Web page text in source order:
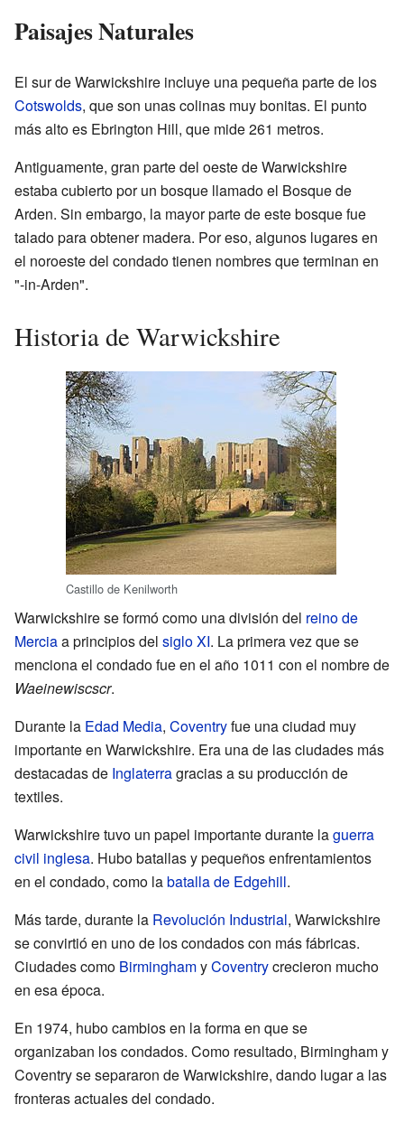
Paisajes Naturales
El sur de Warwickshire incluye una pequeña parte de los
Cotswolds, que son unas colinas muy bonitas. El punto
más alto es Ebrington Hill, que mide 261 metros.
Antiguamente, gran parte del oeste de Warwickshire
estaba cubierto por un bosque llamado el Bosque de
Arden. Sin embargo, la mayor parte de este bosque fue
talado para obtener madera. Por eso, algunos lugares en
el noroeste del condado tienen nombres que terminan en
"-in-Arden".
Historia de Warwickshire
Castillo de Kenilworth
Warwickshire se formó como una división del reino de
Merciaa principios del siglo XI. La primera vez que se
menciona el condado fue en el año 1011 con el nombre de
Waeinewiscscr.
Durante la Edad Media, Coventryfue una ciudad muy
importante en Warwickshire. Era una de las ciudades más
destacadas de Inglaterragracias a su producción de
textiles.
Warwickshire tuvo un papel importante durante laguerra
civil inglesa. Hubo batallas y pequeños enfrentamientos
en el condado, como labatalla de Edgehill.
Más tarde, durante la Revolución Industrial, Warwickshire
se convirtió en uno de los condados con más fábricas.
Ciudades como BirminghamyCoventrycrecieron mucho
en esa época.
En 1974, hubo cambios en la forma en que se
organizaban los condados. Como resultado, Birmingham y
Coventry se separaron de Warwickshire, dando lugar a las
fronteras actuales del condado.